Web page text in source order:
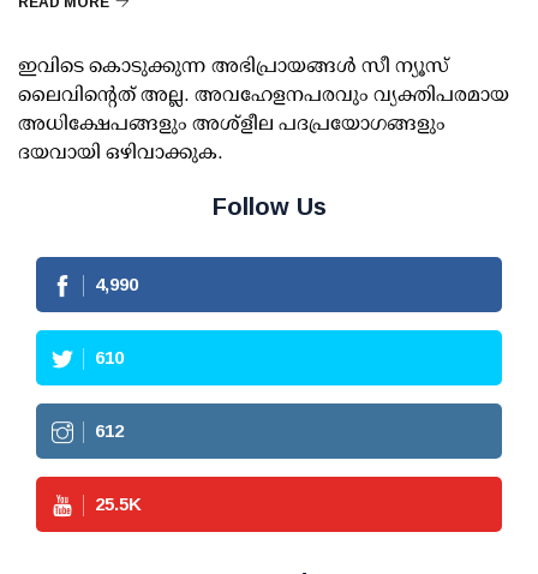
ഇവിടെ കൊടുക്കുന്ന അഭിപ്രായങ്ങള്‍ സീ ന്യൂസ്
ലൈവിന്റെത് അല്ല. അവഹേളനപരവും വ്യക്തിപരമായ
അധിക്ഷേപങ്ങളും അശ്‌ളീല പദപ്രയോഗങ്ങളും
ദയവായി ഒഴിവാക്കുക.
Follow Us
4,990
610
612
25.5K